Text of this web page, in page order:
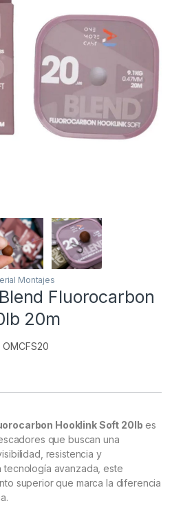
Montajes
Fluorocarbon
20m
OMCFS20
Hooklink Soft 20lb es
que buscan una
resistencia y
tecnología avanzada, este
superior que marca la diferencia